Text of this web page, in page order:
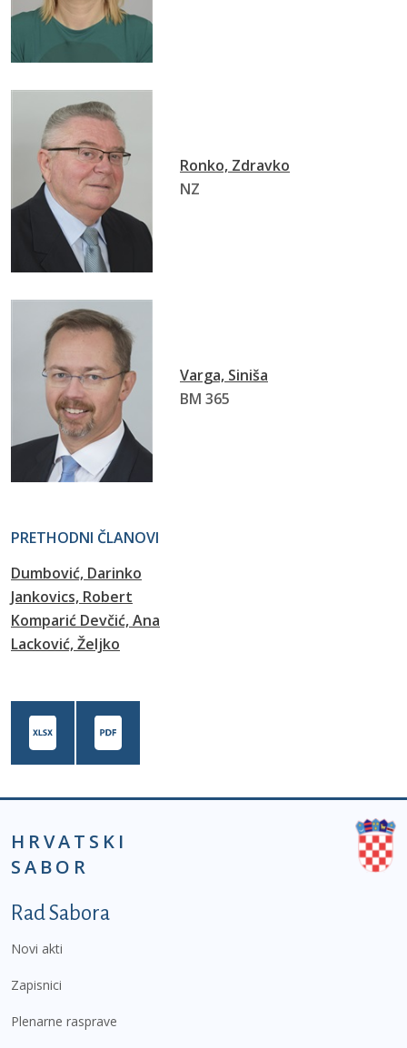
Ronko, Zdravko
NZ
Varga, Siniša
BM 365
PRETHODNI ČLANOVI
Dumbović, Darinko
Jankovics, Robert
Komparić Devčić, Ana
Lacković, Željko
HRVATSKI
SABOR
Podnožje prvi izbornik
Rad Sabora
Novi akti
Zapisnici
Plenarne rasprave